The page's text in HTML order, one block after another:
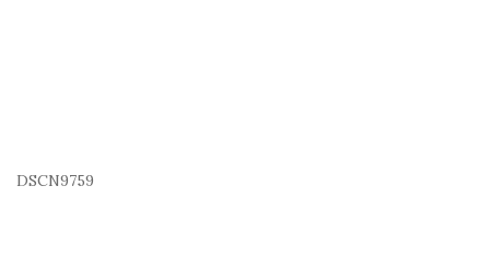
DSCN9759